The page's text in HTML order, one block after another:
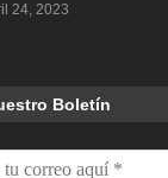
24, 2023
Boletín